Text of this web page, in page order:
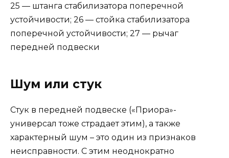
25 — штанга стабилизатора поперечной
устойчивости; 26 — стойка стабилизатора
поперечной устойчивости; 27 — рычаг
передней подвески
Шум или стук
Стук в передней подвеске («Приора»-
универсал тоже страдает этим), а также
характерный шум – это один из признаков
неисправности. С этим неоднократно